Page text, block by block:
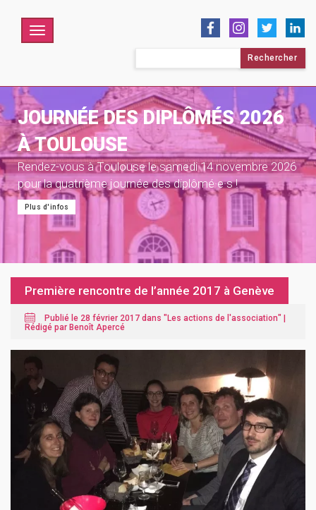
Menu
JOURNÉE DES DIPLÔMÉS 2026
À TOULOUSE
Rendez-vous à Toulouse le samedi 14 novembre 2026
pour la quatrième journée des diplômé·e·s !
Plus d'infos
Première rencontre de l’année 2017 à Genève
Publié le 28 février 2017 dans "Les actions de l'association" |
Rédigé par Benoît Apercé